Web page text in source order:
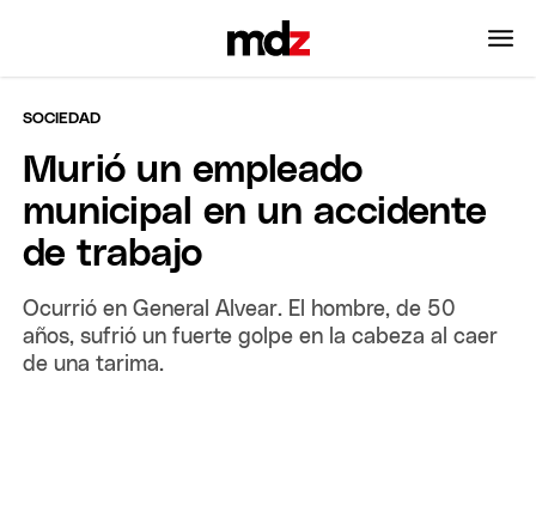
SOCIEDAD
Murió un empleado
municipal en un accidente
de trabajo
Ocurrió en General Alvear. El hombre, de 50
años, sufrió un fuerte golpe en la cabeza al caer
de una tarima.